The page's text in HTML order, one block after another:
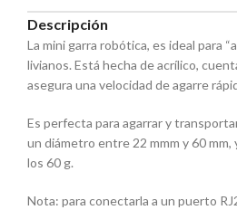
Descripción
La mini garra robótica, es ideal para
livianos. Está hecha de acrílico,
asegura una velocidad de agarre
Es perfecta para agarrar y
un diámetro entre 22 mmm y 60 mm,
los 60 g.
Nota: para conectarla a un puerto